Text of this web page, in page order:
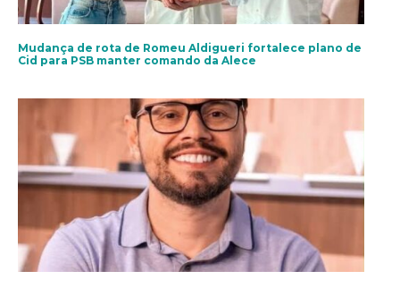
Mudança de rota de Romeu Aldigueri fortalece plano de
Cid para PSB manter comando da Alece